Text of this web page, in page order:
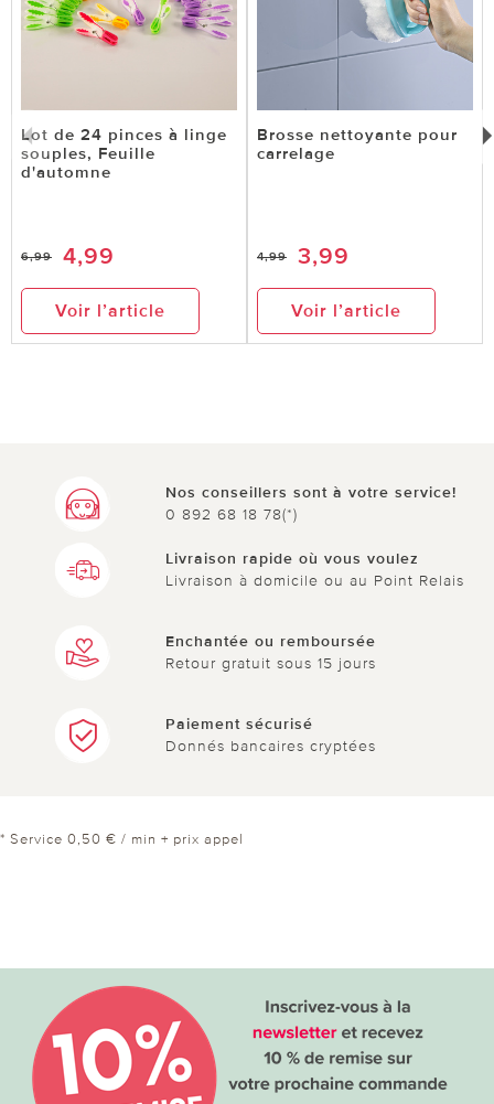
Lot de 24 pinces à linge
souples, Feuille
d'automne
6,99 4,99
Voir l’article
Brosse nettoyante pour
carrelage
4,99 3,99
Voir l’article
Nos conseillers sont à votre service!
0 892 68 18 78(*)
Livraison rapide où vous voulez
Livraison à domicile ou au Point Relais
Enchantée ou remboursée
Retour gratuit sous 15 jours
Paiement sécurisé
Donnés bancaires cryptées
* Service 0,50 € / min + prix appel